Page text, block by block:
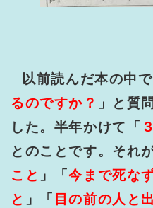
以前読んだ本の中
るのですか？
」と質
した。半年かけて「
とのことです。それ
こと 」「今まで死な
と 」「 目の前の人と